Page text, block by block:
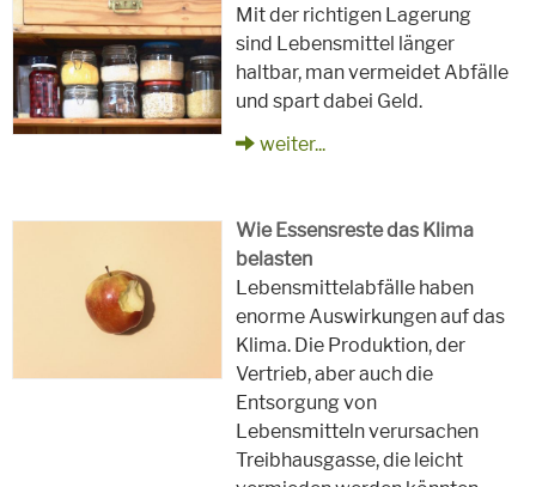
Mit der richtigen Lagerung
sind Lebensmittel länger
haltbar, man vermeidet Abfälle
und spart dabei Geld.
weiter...
Wie Essensreste das Klima
belasten
Lebensmittelabfälle haben
enorme Auswirkungen auf das
Klima. Die Produktion, der
Vertrieb, aber auch die
Entsorgung von
Lebensmitteln verursachen
Treibhausgasse, die leicht